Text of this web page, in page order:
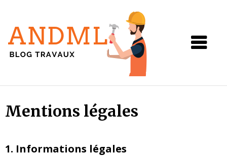
Skip
Mentions légales
1. Informations légales